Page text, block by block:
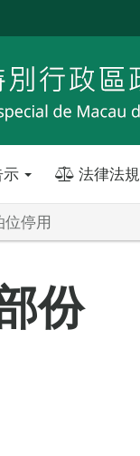
法律法規
停用
份